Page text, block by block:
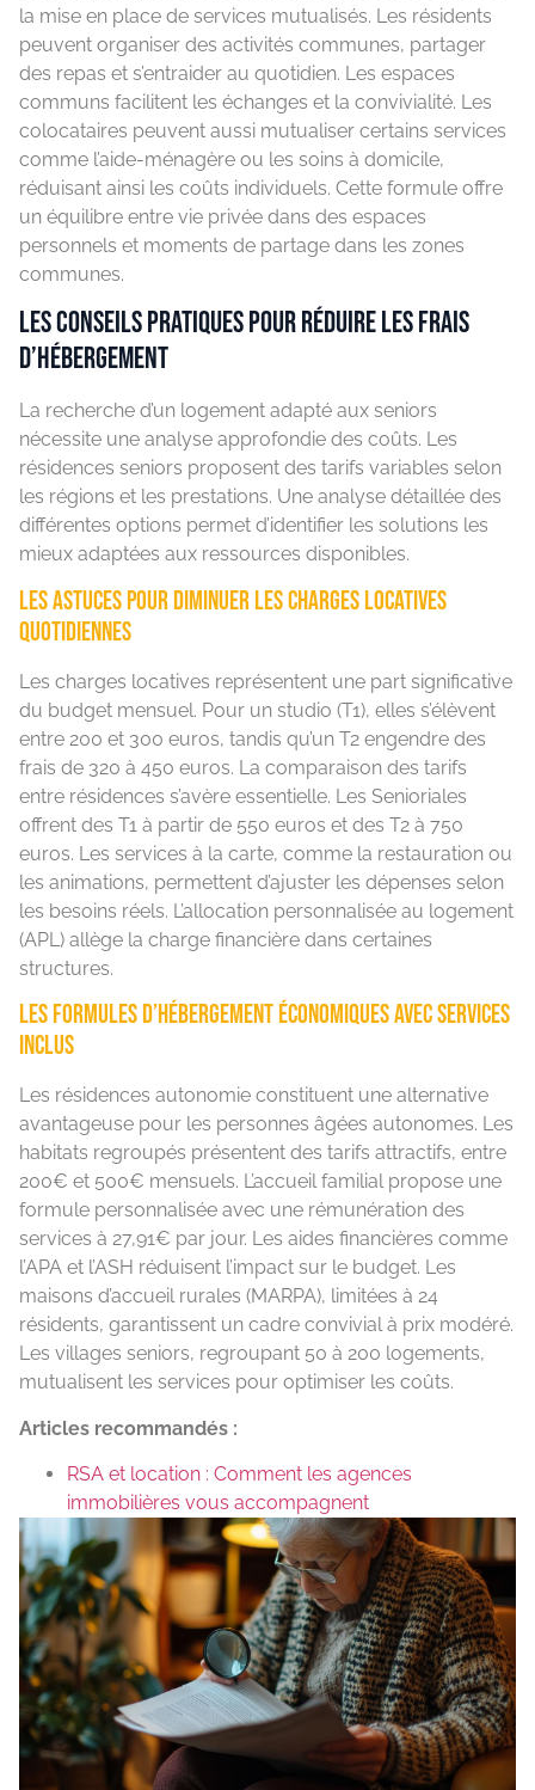
la mise en place de services mutualisés. Les résidents
peuvent organiser des activités communes, partager
des repas et s’entraider au quotidien. Les espaces
communs facilitent les échanges et la convivialité. Les
colocataires peuvent aussi mutualiser certains services
comme l’aide-ménagère ou les soins à domicile,
réduisant ainsi les coûts individuels. Cette formule offre
un équilibre entre vie privée dans des espaces
personnels et moments de partage dans les zones
communes.
Les conseils pratiques pour réduire les frais
d’hébergement
La recherche d’un logement adapté aux seniors
nécessite une analyse approfondie des coûts. Les
résidences seniors proposent des tarifs variables selon
les régions et les prestations. Une analyse détaillée des
différentes options permet d’identifier les solutions les
mieux adaptées aux ressources disponibles.
Les astuces pour diminuer les charges locatives
quotidiennes
Les charges locatives représentent une part significative
du budget mensuel. Pour un studio (T1), elles s’élèvent
entre 200 et 300 euros, tandis qu’un T2 engendre des
frais de 320 à 450 euros. La comparaison des tarifs
entre résidences s’avère essentielle. Les Senioriales
offrent des T1 à partir de 550 euros et des T2 à 750
euros. Les services à la carte, comme la restauration ou
les animations, permettent d’ajuster les dépenses selon
les besoins réels. L’allocation personnalisée au logement
(APL) allège la charge financière dans certaines
structures.
Les formules d’hébergement économiques avec services
inclus
Les résidences autonomie constituent une alternative
avantageuse pour les personnes âgées autonomes. Les
habitats regroupés présentent des tarifs attractifs, entre
200€ et 500€ mensuels. L’accueil familial propose une
formule personnalisée avec une rémunération des
services à 27,91€ par jour. Les aides financières comme
l’APA et l’ASH réduisent l’impact sur le budget. Les
maisons d’accueil rurales (MARPA), limitées à 24
résidents, garantissent un cadre convivial à prix modéré.
Les villages seniors, regroupant 50 à 200 logements,
mutualisent les services pour optimiser les coûts.
Articles recommandés :
RSA et location : Comment les agences
immobilières vous accompagnent